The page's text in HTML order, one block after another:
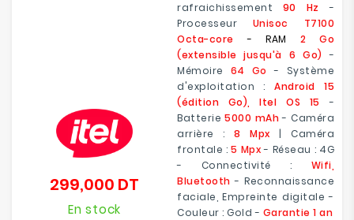
rafraichissement 90 Hz -
Processeur Unisoc T7100
Octa-core
- RAM
2 Go
(extensible jusqu'à 6 Go) -
Mémoire 64 Go - Système
d'exploitation :Android 15
(édition Go), Itel OS 15
-
Batterie5000 mAh- Caméra
arrière : 8 Mpx | Caméra
frontale :5 Mpx- Réseau : 4G
- Connectivité : Wifi,
Bluetooth - Reconnaissance
faciale, Empreinte digitale -
Couleur : Gold - Garantie 1 an
299,000 DT
En stock